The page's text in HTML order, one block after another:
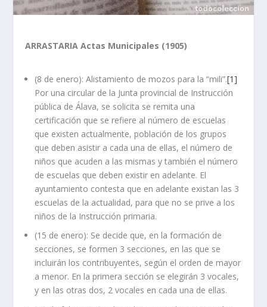
ARRASTARIA Actas Municipales (1905)
(8 de enero): Alistamiento de mozos para la “mili”.[1]
Por una circular de la Junta provincial de Instrucción
pública de Álava, se solicita se remita una
certificación que se refiere al número de escuelas
que existen actualmente, población de los grupos
que deben asistir a cada una de ellas, el número de
niños que acuden a las mismas y también el número
de escuelas que deben existir en adelante. El
ayuntamiento contesta que en adelante existan las 3
escuelas de la actualidad, para que no se prive a los
niños de la Instrucción primaria.
(15 de enero): Se decide que, en la formación de
secciones, se formen 3 secciones, en las que se
incluirán los contribuyentes, según el orden de mayor
a menor. En la primera sección se elegirán 3 vocales,
y en las otras dos, 2 vocales en cada una de ellas.